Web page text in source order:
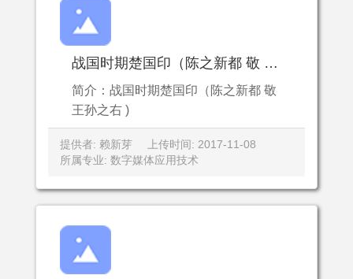
战国时期楚国印（陈之新都 敬 王孙之右 )
简介：战国时期楚国印（陈之新都 敬
王孙之右 )
提供者: 赖新芽
上传时间: 2017-11-08
所属专业: 数字媒体应用技术